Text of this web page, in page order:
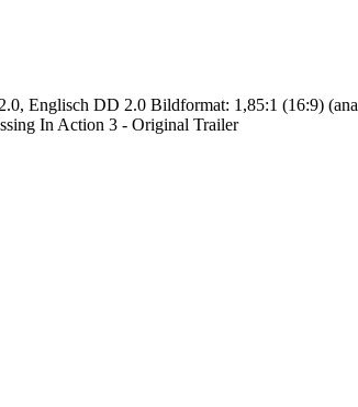
Englisch DD 2.0 Bildformat: 1,85:1 (16:9)
In Action 3 - Original Trailer